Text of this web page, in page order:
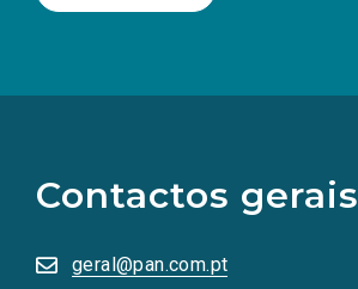
Contactos gerais
geral@pan.com.pt
redes
sociais
numa
nova